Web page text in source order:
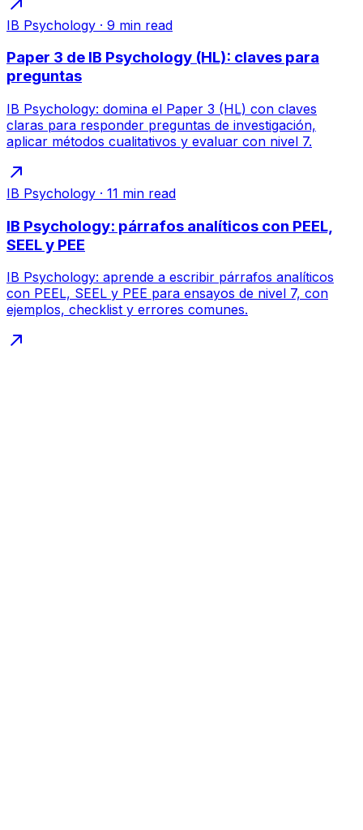
IB Psychology · 9 min read
Paper 3 de IB Psychology (HL): claves para
preguntas
IB Psychology: domina el Paper 3 (HL) con claves
claras para responder preguntas de investigación,
aplicar métodos cualitativos y evaluar con nivel 7.
IB Psychology · 11 min read
IB Psychology: párrafos analíticos con PEEL,
SEEL y PEE
IB Psychology: aprende a escribir párrafos analíticos
con PEEL, SEEL y PEE para ensayos de nivel 7, con
ejemplos, checklist y errores comunes.